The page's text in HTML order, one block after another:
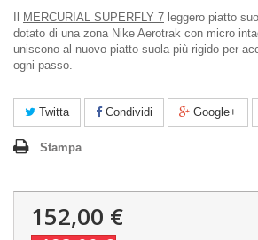
MERCURIAL SUPERFLY 7 leggero piatto
dotato di una zona Nike Aerotrak con micro
uniscono al nuovo piatto suola più rigido per
ogni passo.
Twitta Condividi Google+
Stampa
152,00 €